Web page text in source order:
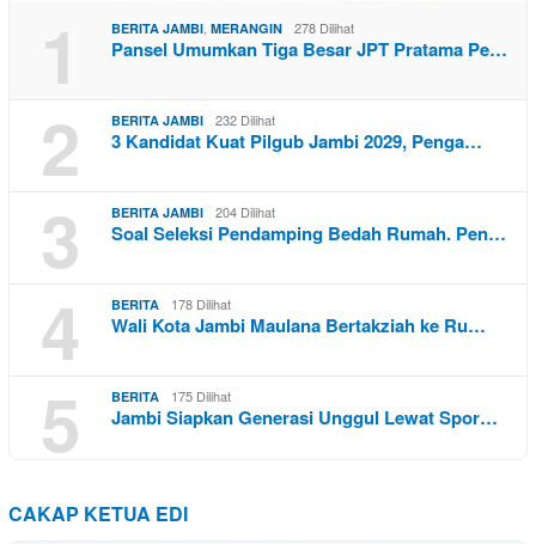
1 BERITA JAMBI MERANGIN 278 Dilihat
Pansel Umumkan Tiga Besar JPT Pratama Pe…
2 BERITA JAMBI 232 Dilihat
3 Kandidat Kuat Pilgub Jambi 2029, Penga…
3 BERITA JAMBI 204 Dilihat
Soal Seleksi Pendamping Bedah Rumah. Pen…
4 BERITA 178 Dilihat
Wali Kota Jambi Maulana Bertakziah ke Ru…
5 BERITA 175 Dilihat
Jambi Siapkan Generasi Unggul Lewat Spor…
CAKAP KETUA EDI